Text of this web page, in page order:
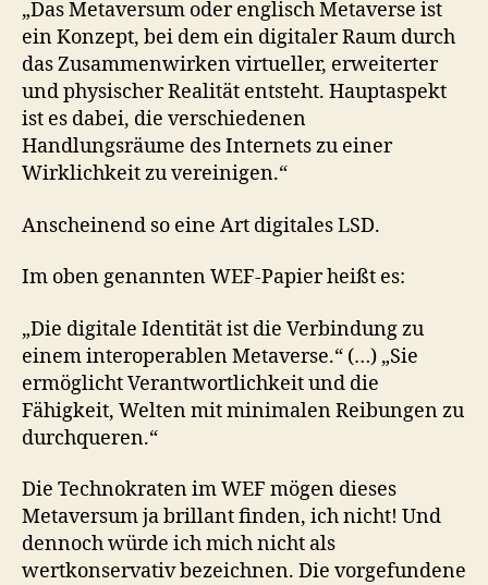
„Das Metaversum oder englisch Metaverse ist
ein Konzept, bei dem ein digitaler Raum durch
das Zusammenwirken virtueller, erweiterter
und physischer Realität entsteht. Hauptaspekt
ist es dabei, die verschiedenen
Handlungsräume des Internets zu einer
Wirklichkeit zu vereinigen.“
Anscheinend so eine Art digitales LSD.
Im oben genannten WEF-Papier heißt es:
„Die digitale Identität ist die Verbindung zu
einem interoperablen Metaverse.“ (…) „Sie
ermöglicht Verantwortlichkeit und die
Fähigkeit, Welten mit minimalen Reibungen zu
durchqueren.“
Die Technokraten im WEF mögen dieses
Metaversum ja brillant finden, ich nicht! Und
dennoch würde ich mich nicht als
wertkonservativ bezeichnen. Die vorgefundene